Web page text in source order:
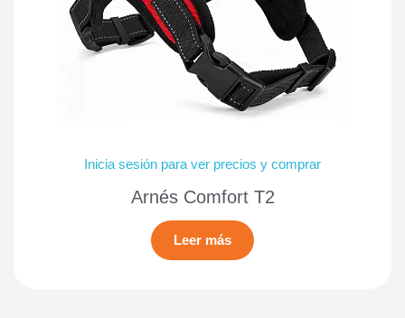
Inicia sesión para ver precios y comprar
Arnés Comfort T2
Leer más